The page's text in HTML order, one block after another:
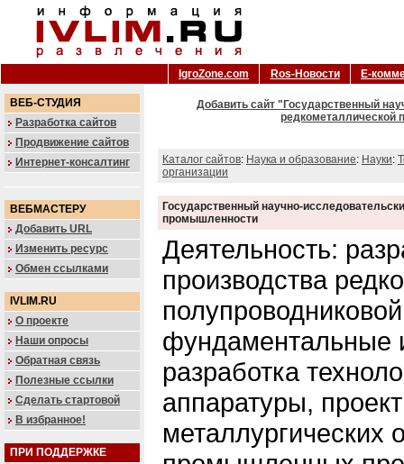
IgroZone.com Ros-Новости Е-
ВЕБ-СТУДИЯ
Разработка сайтов
Продвижение сайтов
Интернет-консалтинг
ВЕБМАСТЕРУ
Добавить URL
Изменить ресурс
Обмен ссылками
IVLIM.RU
О проекте
Наши опросы
Обратная связь
Полезные ссылки
Сделать стартовой
В избранное!
ПРИ ПОДДЕРЖКЕ
Добавить сайт "Государственный
редкометаллической
Каталог сайтов: Наука и образование: Науки:
организации
Государственный научно-
промышленности
Деятельность:
производства
фундаментальные
разработка
аппаратуры,
металлургических